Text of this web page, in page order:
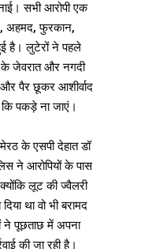
सभी आरोपी एक
अहमद, फुरकान,
है। लुटेरों ने पहले
के जेवरात और नगदी
और पैर छूकर आशीर्वाद
कि पकड़े ना जाएं।
के एसपी देहात डॉ
ने आरोपियों के पास
लूट की ज्वैलरी
था वो भी बरामद
ने पूछताछ में अपना
की जा रही है।